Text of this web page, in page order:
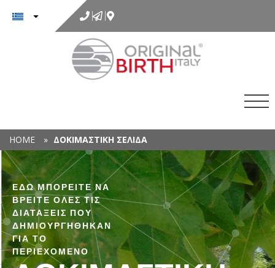
περιεχόμενο
HOME » ΔΟΚΙΜΑΣΤΙΚΉ ΣΕΛΊΔΑ
ΕΔΏ ΜΠΟΡΕΊΤΕ ΝΑ
ΒΡΕΊΤΕ ΌΛΕΣ ΤΙΣ
ΔΙΑΤΆΞΕΙΣ ΠΟΥ
ΔΗΜΙΟΥΡΓΉΘΗΚΑΝ
ΓΙΑ ΤΟ
ΠΕΡΙΕΧΌΜΕΝΟ